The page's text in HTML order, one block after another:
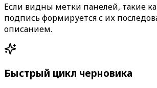
Если видны метки панелей, такие
подпись формируется с их
описанием.
Быстрый цикл черновика